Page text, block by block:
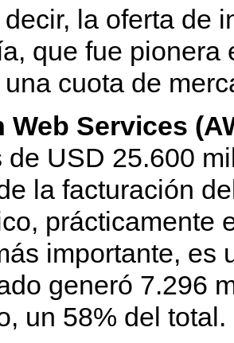
la oferta de
que fue pionera
cuota de
Web Services
de USD 25.600
la facturación
prácticamente
importante, es
generó 7.296
un 58% del total.